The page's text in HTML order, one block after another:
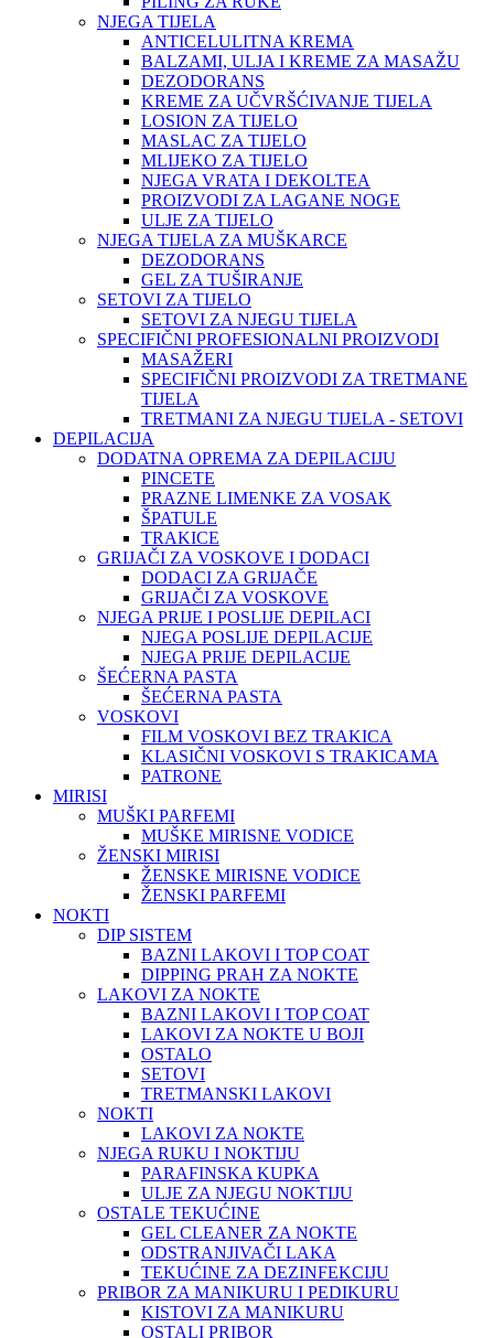
NJEGA TIJELA
ANTICELULITNA KREMA
BALZAMI, ULJA I KREME ZA MASAŽU
DEZODORANS
KREME ZA UČVRŠĆIVANJE TIJELA
LOSION ZA TIJELO
MASLAC ZA TIJELO
MLIJEKO ZA TIJELO
NJEGA VRATA I DEKOLTEA
PROIZVODI ZA LAGANE NOGE
ULJE ZA TIJELO
NJEGA TIJELA ZA MUŠKARCE
DEZODORANS
GEL ZA TUŠIRANJE
SETOVI ZA TIJELO
SETOVI ZA NJEGU TIJELA
SPECIFIČNI PROFESIONALNI PROIZVODI
MASAŽERI
SPECIFIČNI PROIZVODI ZA TRETMANE
TIJELA
TRETMANI ZA NJEGU TIJELA - SETOVI
DEPILACIJA
DODATNA OPREMA ZA DEPILACIJU
PINCETE
PRAZNE LIMENKE ZA VOSAK
ŠPATULE
TRAKICE
GRIJAČI ZA VOSKOVE I DODACI
DODACI ZA GRIJAČE
GRIJAČI ZA VOSKOVE
NJEGA PRIJE I POSLIJE DEPILACI
NJEGA POSLIJE DEPILACIJE
NJEGA PRIJE DEPILACIJE
ŠEĆERNA PASTA
ŠEĆERNA PASTA
VOSKOVI
FILM VOSKOVI BEZ TRAKICA
KLASIČNI VOSKOVI S TRAKICAMA
PATRONE
MIRISI
MUŠKI PARFEMI
MUŠKE MIRISNE VODICE
ŽENSKI MIRISI
ŽENSKE MIRISNE VODICE
ŽENSKI PARFEMI
NOKTI
DIP SISTEM
BAZNI LAKOVI I TOP COAT
DIPPING PRAH ZA NOKTE
LAKOVI ZA NOKTE
BAZNI LAKOVI I TOP COAT
LAKOVI ZA NOKTE U BOJI
OSTALO
SETOVI
TRETMANSKI LAKOVI
NOKTI
LAKOVI ZA NOKTE
NJEGA RUKU I NOKTIJU
PARAFINSKA KUPKA
ULJE ZA NJEGU NOKTIJU
OSTALE TEKUĆINE
GEL CLEANER ZA NOKTE
ODSTRANJIVAČI LAKA
TEKUĆINE ZA DEZINFEKCIJU
PRIBOR ZA MANIKURU I PEDIKURU
KISTOVI ZA MANIKURU
OSTALI PRIBOR